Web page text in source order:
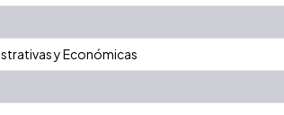
y Económicas